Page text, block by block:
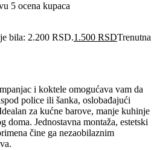
5 ocena kupaca
bila: 2.200 RSD.1.500 RSDTrenutna
i koktele omogućava vam da
police ili šanka, oslobađajući
za kućne barove, manje kuhinje
doma. Jednostavna montaža, estetski
čine ga nezaobilaznim